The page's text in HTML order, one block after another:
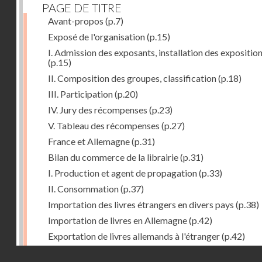
PAGE DE TITRE
Avant-propos (p.7)
Exposé de l'organisation(p.15)
I. Admission des exposants, installation des
(p.15)
II. Composition des groupes, classification(p.18)
III. Participation(p.20)
IV. Jury des récompenses (p.23)
V. Tableau des récompenses (p.27)
France et Allemagne(p.31)
Bilan du commerce de la librairie(p.31)
I. Production et agent de propagation(p.33)
II. Consommation(p.37)
Importation des livres étrangers en divers pays (p.38)
Importation de livres en Allemagne(p.42)
Exportation de livres allemands à l'étranger(p.42)